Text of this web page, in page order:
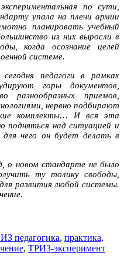
по сути,
упала на плечи армии
планировать учебный
из них выросли в
когда осознание целей
системе.
педагоги в рамках
горы документов,
разнообразных приемов,
нервно подбирают
комплекты… И вся эта
подняться над ситуацией и
чего он будет делать в
о новом стандарте не было
ту толику свободы,
развития любой системы.
педагогика, практика,
, ТРИЗ-эксперимент